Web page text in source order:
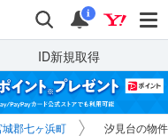
検索 通知
i
ID新規取得
城郡七ヶ浜町 汐見台の物